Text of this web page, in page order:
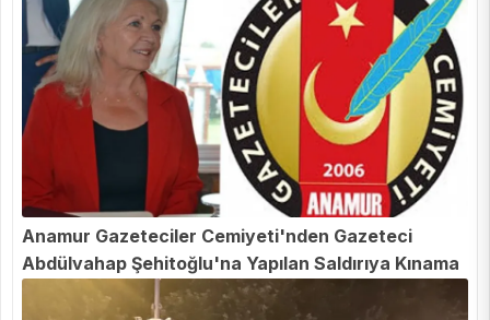
Anamur Gazeteciler Cemiyeti'nden Gazeteci
Abdülvahap Şehitoğlu'na Yapılan Saldırıya Kınama